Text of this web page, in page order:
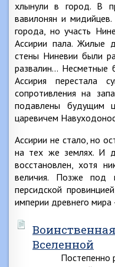
хлынули в город. В
вавилонян и
города, но участь
Ассирии пала. Жилые
стены Ниневии были
развалин… Несметные
Ассирия перестала
сопротивления на
подавлены будущим
царевичем
Ассирии не стало, но
на тех же землях. И
восстановлен, хотя
величия. Позже под
персидской
империи древнего мира
Вселенной
Постепенно